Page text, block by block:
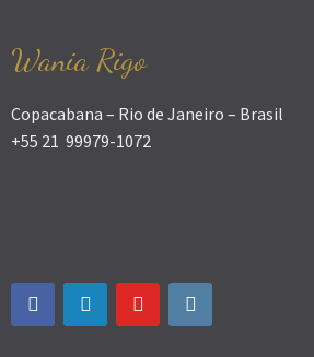
Wania Rigo
Copacabana – Rio de Janeiro – Brasil
+55 21 99979-1072